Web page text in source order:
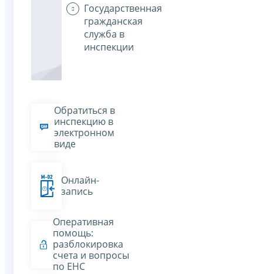
Государственная
гражданская
служба в
инспекции
Обратиться в
инспекцию в
электронном
виде
Онлайн-
запись
Оперативная
помощь:
разблокировка
счета и вопросы
по ЕНС